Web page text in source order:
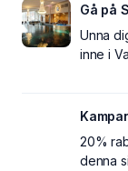
Gå på
Unna
inne i
20%
denna